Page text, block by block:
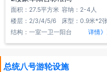
面积：27.5平方米 容纳：2-4人
楼层：2/3/4/5/6
床型：0.9米*2
结构：一室一卫一阳台
详情》
总统八号游轮设施